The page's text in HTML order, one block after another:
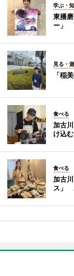
学ぶ・
東播
ー」
見る・
「稲
食べる
加古
け込
食べる
加古
ス」